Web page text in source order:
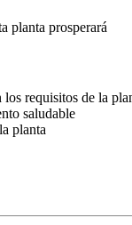
planta prosperará
los requisitos de la
saludable
planta